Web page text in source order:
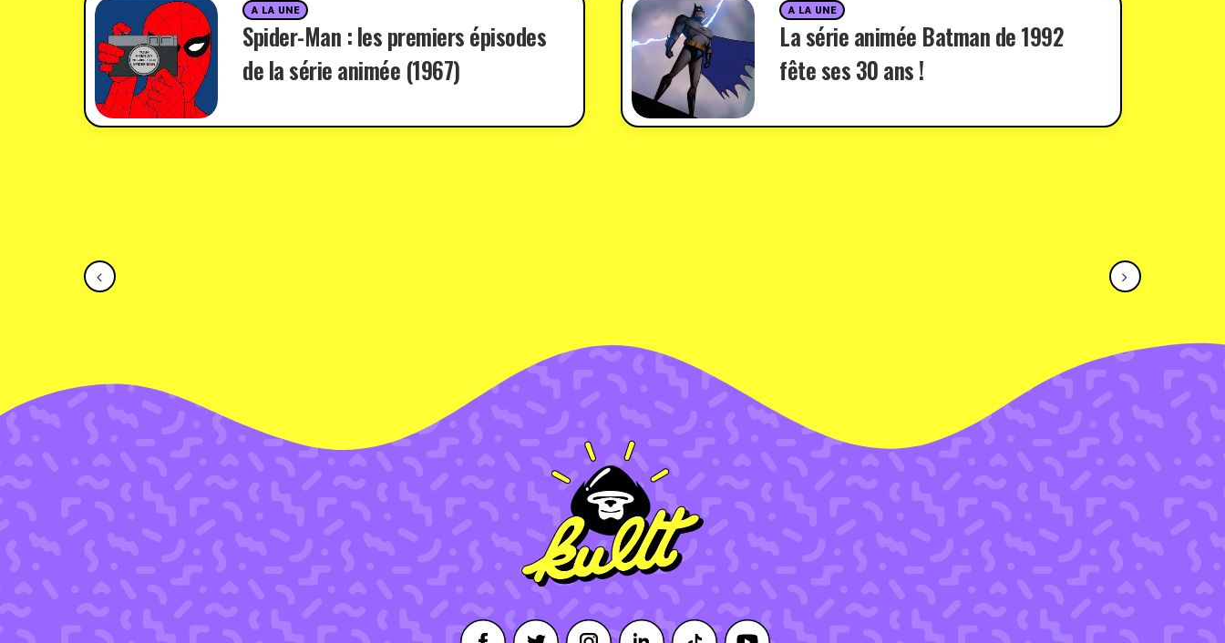
A LA UNE
Spider-Man : les premiers épisodes
de la série animée (1967)
A LA UNE
La série animée Batman de 1992
fête ses 30 ans !